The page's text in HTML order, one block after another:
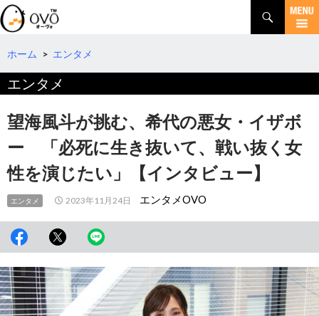
検
索
コ
テ
へ
移
動
ホーム > エンタメ
エンタメ
望海風斗が挑む、希代の悪女・イザボ
ー 「必死に生き抜いて、戦い抜く女
性を演じたい」【インタビュー】
エンタメ 2023年11月24日 エンタメOVO